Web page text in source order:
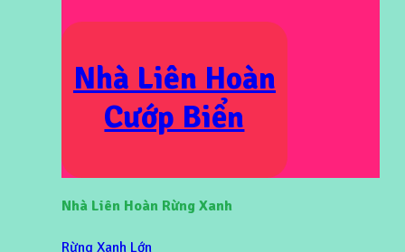
Nhà Liên Hoàn
Cướp Biển
Nhà Liên Hoàn Rừng Xanh
Rừng Xanh Lớn